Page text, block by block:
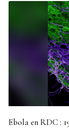
Ebola en RDC :